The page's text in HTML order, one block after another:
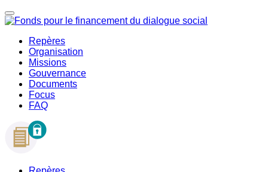
Repères
Organisation
Missions
Gouvernance
Documents
Focus
FAQ